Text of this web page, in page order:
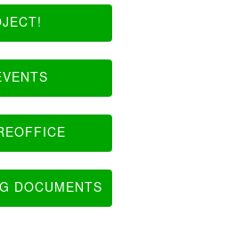
DOCUMENTS